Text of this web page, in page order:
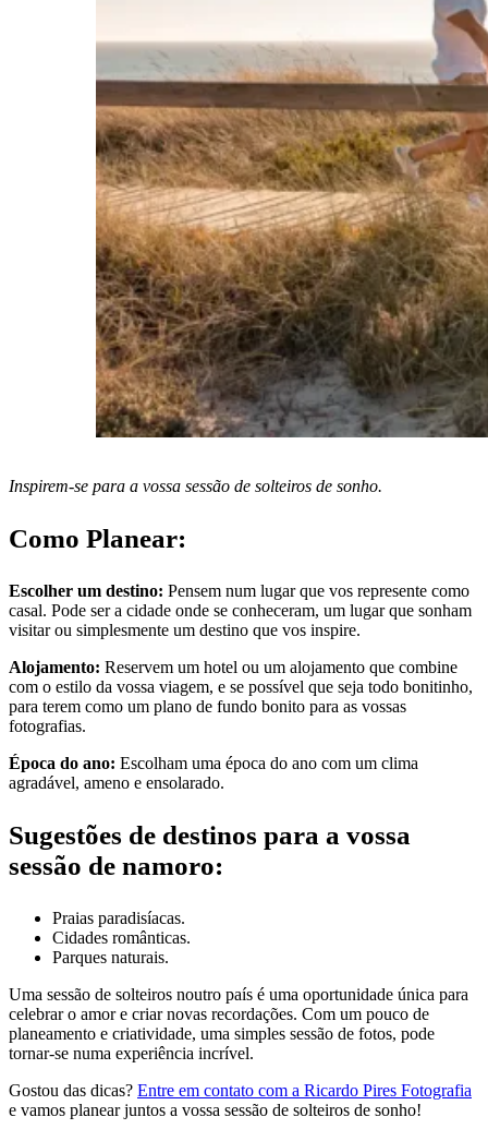
Inspirem-se para a vossa sessão de solteiros de sonho.
Como Planear:
Escolher um destino: Pensem num lugar que vos represente como
casal. Pode ser a cidade onde se conheceram, um lugar que sonham
visitar ou simplesmente um destino que vos inspire.
Alojamento: Reservem um hotel ou um alojamento que combine
com o estilo da vossa viagem, e se possível que seja todo bonitinho,
para terem como um plano de fundo bonito para as vossas
fotografias.
Época do ano: Escolham uma época do ano com um clima
agradável, ameno e ensolarado.
Sugestões de destinos para a vossa
sessão de namoro:
Praias paradisíacas.
Cidades românticas.
Parques naturais.
Uma sessão de solteiros noutro país é uma oportunidade única para
celebrar o amor e criar novas recordações. Com um pouco de
planeamento e criatividade, uma simples sessão de fotos, pode
tornar-se numa experiência incrível.
Gostou das dicas? Entre em contato com a Ricardo Pires Fotografia
e vamos planear juntos a vossa sessão de solteiros de sonho!